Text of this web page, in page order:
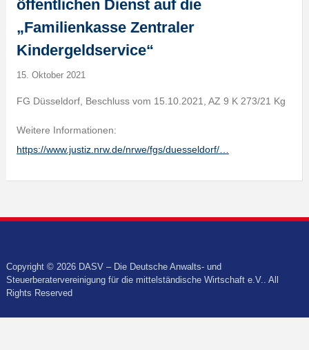
öffentlichen Dienst auf die
„Familienkasse Zentraler
Kindergeldservice“
15. Oktober 2021
FG Düsseldorf, Beschluss vom 15.10.2021, AZ 9 K 273/21 Kg
Weitere Informationen:
https://www.justiz.nrw.de/nrwe/fgs/duesseldorf/…
Copyright © 2026 DASV – Die Deutsche Anwalts- und
Steuerberatervereinigung für die mittelständische Wirtschaft e.V.. All
Rights Reserved